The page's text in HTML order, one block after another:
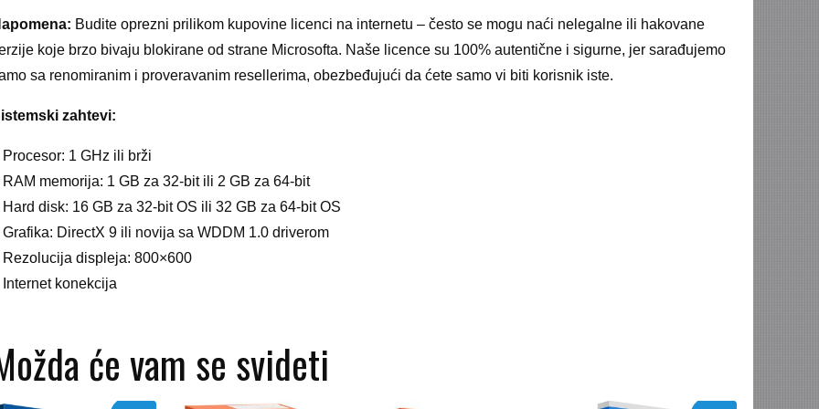
Budite oprezni prilikom kupovine licenci na internetu – često se mogu naći nelegalne ili hakovane
koje brzo bivaju blokirane od strane Microsofta. Naše licence su 100% autentične i sigurne, jer sarađujemo
sa renomiranim i proveravanim resellerima, obezbeđujući da ćete samo vi biti korisnik iste.
zahtevi:
Procesor: 1 GHz ili brži
RAM memorija: 1 GB za 32-bit ili 2 GB za 64-bit
Hard disk: 16 GB za 32-bit OS ili 32 GB za 64-bit OS
Grafika: DirectX 9 ili novija sa WDDM 1.0 driverom
Rezolucija displeja: 800×600
Internet konekcija
će vam se svideti